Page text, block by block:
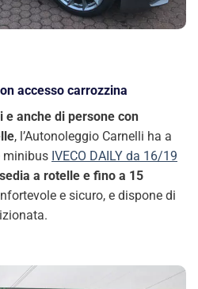
accesso carrozzina
anche di persone con
, l’Autonoleggio Carnelli ha a
minibus IVECO DAILY da 16/19
a rotelle e fino a 15
e sicuro, e dispone di